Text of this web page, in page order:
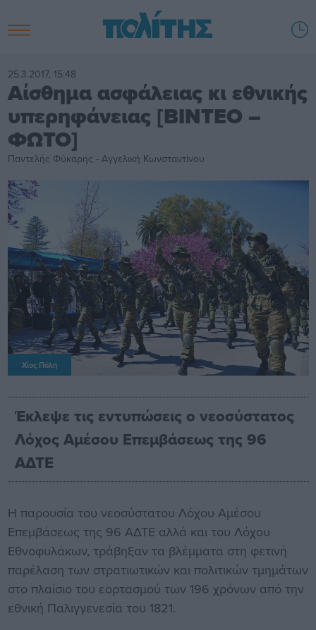
25.3.2017, 15:48
Αίσθημα ασφάλειας κι εθνικής
υπερηφάνειας [ΒΙΝΤΕΟ –
ΦΩΤΟ]
Παντελής Φύκαρης - Αγγελική Κωνσταντίνου
Χίος Πόλη
Έκλεψε τις εντυπώσεις ο νεοσύστατος
Λόχος Αμέσου Επεμβάσεως της 96
ΑΔΤΕ
Η παρουσία του νεοσύστατου Λόχου Αμέσου
Επεμβάσεως της 96 ΑΔΤΕ αλλά και του Λόχου
Εθνοφυλάκων, τράβηξαν τα βλέμματα στη φετινή
παρέλαση των στρατιωτικών και πολιτικών τμημάτων
στο πλαίσιο του εορτασμού των 196 χρόνων από την
εθνική Παλιγγενεσία του 1821.